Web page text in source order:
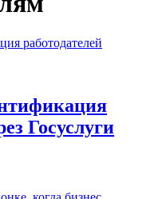
Госуслуги